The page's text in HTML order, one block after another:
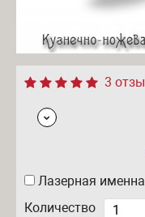
3
Лазерная
Количество